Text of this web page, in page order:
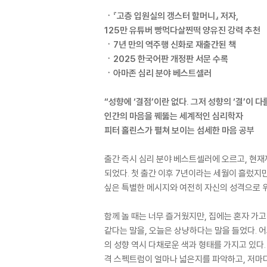
ㆍ『고층 입원실의 갱스터 할머니』 저자,
125만 유튜버 빵먹다살찐떡 양유진 강력 추천
ㆍ7년 만의 역주행 신화로 재출간된 책
ㆍ2025 한국어판 개정판 서문 수록
ㆍ아마존 심리 분야 베스트셀러
“성향에 ‘결점’이란 없다. 그저 성향의 ‘결’이 다
인간의 마음을 꿰뚫는 세계적인 심리학자
피터 홀린스가 펼쳐 보이는 섬세한 마음 공부
출간 즉시 심리 분야 베스트셀러에 오르고, 현
되었다. 첫 출간 이후 7년이라는 세월이 흘렀
싶은 특별한 메시지와 여전히 자신의 성격으로
함께 놀 때는 너무 즐거웠지만, 집에는 혼자 가
같다는 말을, 오늘은 상냥하다는 말을 들었다.
의 성향 역시 다채로운 색과 형태를 가지고 있
격 스펙트럼이 얼마나 넓은지를 파악하고, 저